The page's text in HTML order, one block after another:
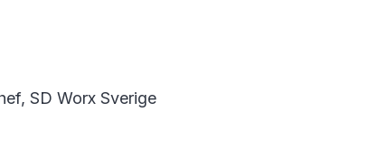
SD Worx Sverige